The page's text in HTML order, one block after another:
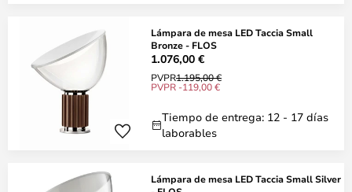
Lámpara de mesa LED Taccia Small
Bronze - FLOS
1.076,00 €
PVPR1.195,00 €
PVPR -119,00 €
Tiempo de entrega: 12 - 17 días
laborables
Lámpara de mesa LED Taccia Small Silver